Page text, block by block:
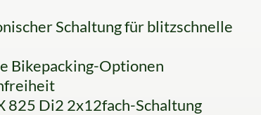
Schaltung für blitzschnelle
Bikepacking-Optionen
825 Di2 2x12fach-Schaltung